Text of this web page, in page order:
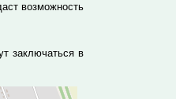
возможность
заключаться в